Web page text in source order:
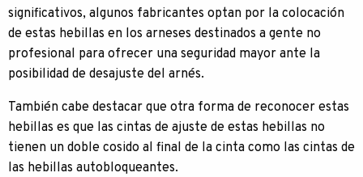
significativos, algunos fabricantes optan por la colocación
de estas hebillas en los arneses destinados a gente no
profesional para ofrecer una seguridad mayor ante la
posibilidad de desajuste del arnés.
También cabe destacar que otra forma de reconocer estas
hebillas es que las cintas de ajuste de estas hebillas no
tienen un doble cosido al final de la cinta como las cintas de
las hebillas autobloqueantes.